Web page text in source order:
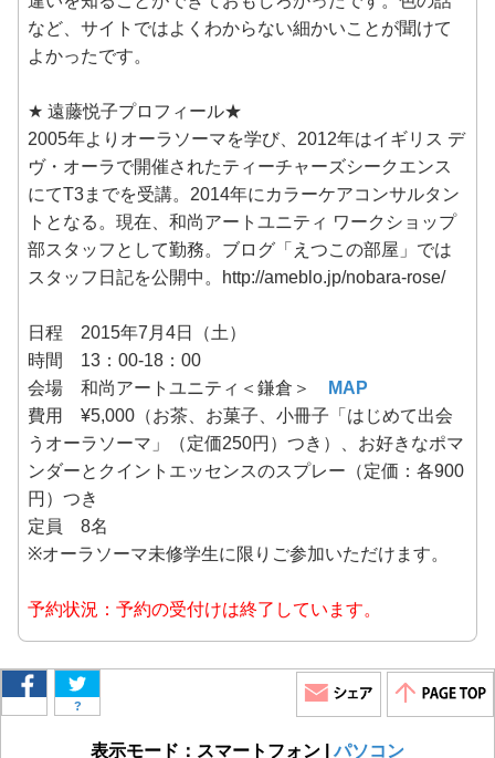
など、サイトではよくわからない細かいことが聞けて
よかったです。
★ 遠藤悦子プロフィール★
2005年よりオーラソーマを学び、2012年はイギリス デ
ヴ・オーラで開催されたティーチャーズシークエンス
にてT3までを受講。2014年にカラーケアコンサルタン
トとなる。現在、和尚アートユニティ ワークショップ
部スタッフとして勤務。ブログ「えつこの部屋」では
スタッフ日記を公開中。http://ameblo.jp/nobara-rose/
日程 2015年7月4日（土）
時間 13：00-18：00
会場 和尚アートユニティ＜鎌倉＞
MAP
費用 ¥5,000（お茶、お菓子、小冊子「はじめて出会
うオーラソーマ」（定価250円）つき）、お好きなポマ
ンダーとクイントエッセンスのスプレー（定価：各900
円）つき
定員 8名
※オーラソーマ未修学生に限りご参加いただけます。
予約状況：予約の受付けは終了しています。
?
表示モード：スマートフォン |パソコン